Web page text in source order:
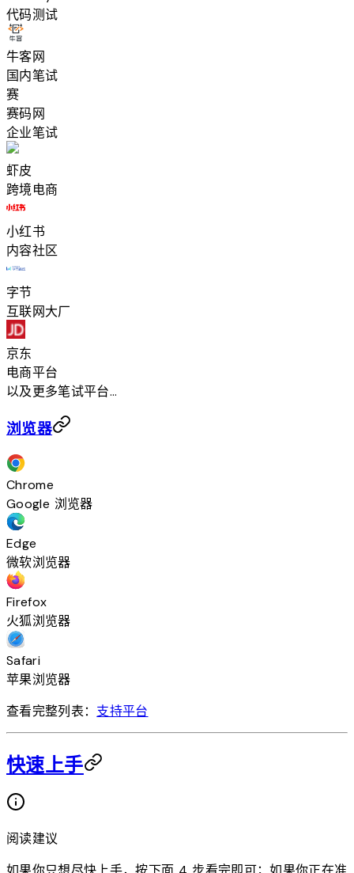
代码测试
牛客网
国内笔试
赛
赛码网
企业笔试
虾皮
跨境电商
小红书
内容社区
字节
互联网大厂
京东
电商平台
以及更多笔试平台...
浏览器
Chrome
Google 浏览器
Edge
微软浏览器
Firefox
火狐浏览器
Safari
苹果浏览器
查看完整列表： 支持平台
快速上手
阅读建议